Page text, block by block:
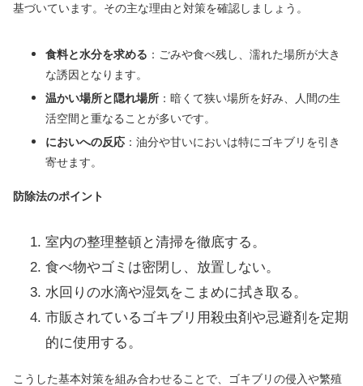
基づいています。その主な理由と対策を確認しましょう。
食料と水分を求める ：ごみや食べ残し、濡れた場所が大き
な誘因となります。
温かい場所と隠れ場所 ：暗くて狭い場所を好み、人間の生
活空間と重なることが多いです。
においへの反応 ：油分や甘いにおいは特にゴキブリを引き
寄せます。
防除法のポイント
室内の整理整頓と清掃を徹底する。
食べ物やゴミは密閉し、放置しない。
水回りの水滴や湿気をこまめに拭き取る。
市販されているゴキブリ用殺虫剤や忌避剤を定期
的に使用する。
こうした基本対策を組み合わせることで、ゴキブリの侵入や繁殖